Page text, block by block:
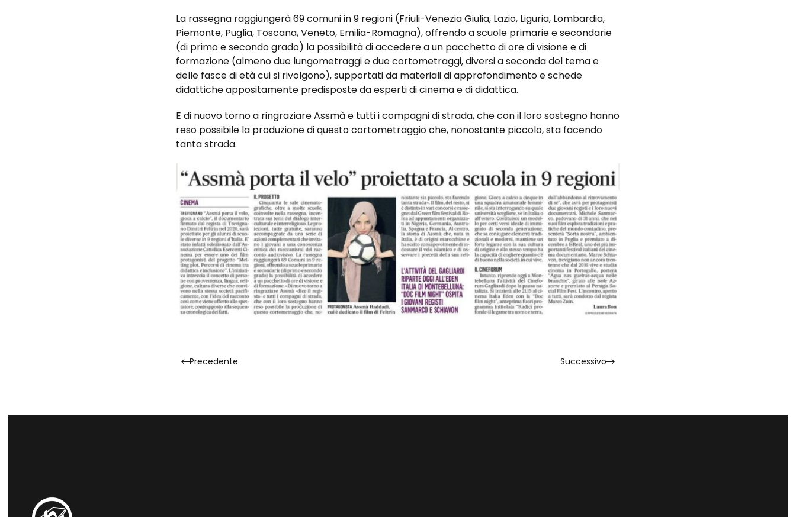
La rassegna raggiungerà 69 comuni in 9 regioni (Friuli-Venezia Giulia, Lazio, Liguria, Lombardia,
Piemonte, Puglia, Toscana, Veneto, Emilia-Romagna), offrendo a scuole primarie e secondarie
(di primo e secondo grado) la possibilità di accedere a un pacchetto di ore di visione e di
formazione (almeno due lungometraggi e due cortometraggi, diversi a seconda del tema e
delle fasce di età cui si rivolgono), supportati da materiali di approfondimento e schede
didattiche appositamente predisposte da esperti di cinema e di didattica.
E di nuovo torno a ringraziare Assmà e tutti i compagni di strada, che con il loro sostegno hanno
reso possibile la produzione di questo cortometraggio che, nonostante piccolo, sta facendo
tanta strada.
Precedente Successivo